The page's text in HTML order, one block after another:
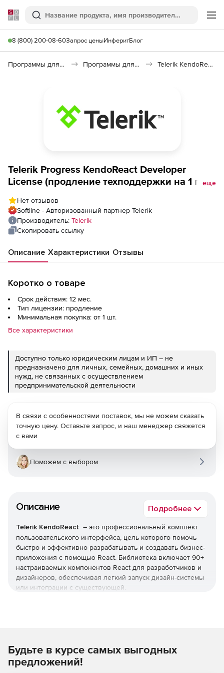
Softline
Поиск
8 (800) 200-08-60Запрос ценыИнферитБлог
Программы для программирования Программы для разработки ПО Telerik KendoReact
Telerik Progress KendoReact Developer
License (продление техподдержки на 1 год),
еще
Нет отзывов
Softline - Авторизованный партнер Telerik
Производитель: Telerik
Скопировать ссылку
Описание Характеристики Отзывы
Коротко о товаре
Срок действия: 12 мес.
Тип лицензии: продление
Минимальная покупка: от 1 шт.
Все характеристики
Доступно только юридическим лицам и ИП – не
предназначено для личных, семейных, домашних и иных
нужд, не связанных с осуществлением
предпринимательской деятельности
Описание Подробнее
Telerik KendoReact – это профессиональный комплект
пользовательского интерфейса, цель которого помочь
быстро и эффективно разрабатывать и создавать бизнес-
приложения с помощью React. Библиотека включает 90+
настраиваемых компонентов React для разработчиков и
дизайнеров, обеспечивая легкий запуск дизайн-системы
или интеграции с существующей.
предлагаемым с KendoReact: Material, Bootstrap и Default.
Цвета конкретного бренда
В связи с особенностями поставок, мы не можем сказать
точную цену. Оставьте запрос, и наш менеджер свяжется
с вами
Поможем с выбором
Будьте в курсе самых выгодных
предложений!